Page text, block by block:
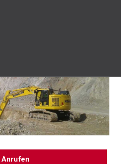
Anrufen